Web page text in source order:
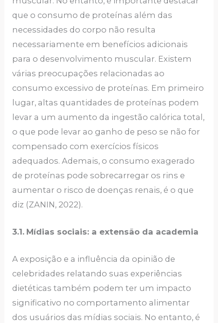
que o consumo de proteínas além das
necessidades do corpo não resulta
necessariamente em benefícios adicionais
para o desenvolvimento muscular. Existem
várias preocupações relacionadas ao
consumo excessivo de proteínas. Em primeiro
lugar, altas quantidades de proteínas podem
levar a um aumento da ingestão calórica total,
o que pode levar ao ganho de peso se não for
compensado com exercícios físicos
adequados. Ademais, o consumo exagerado
de proteínas pode sobrecarregar os rins e
aumentar o risco de doenças renais, é o que
diz (ZANIN, 2022).
3.1. Mídias sociais: a extensão da academia
A exposição e a influência da opinião de
celebridades relatando suas experiências
dietéticas também podem ter um impacto
significativo no comportamento alimentar
dos usuários das mídias sociais. No entanto, é